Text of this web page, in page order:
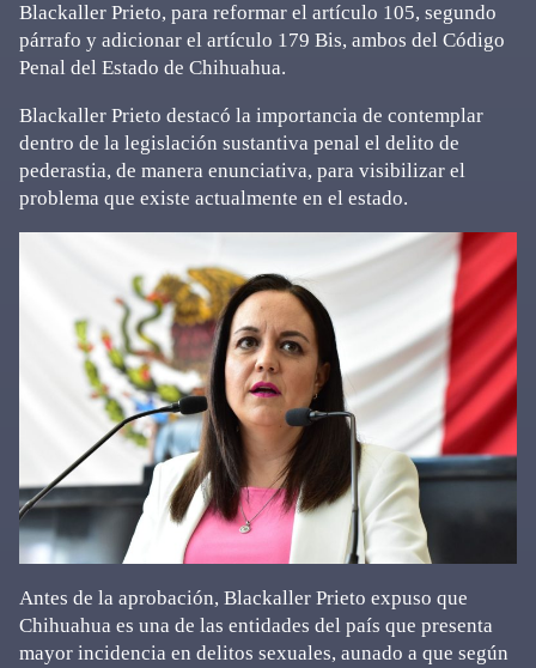
Blackaller Prieto, para reformar el artículo 105, segundo
párrafo y adicionar el artículo 179 Bis, ambos del Código
Penal del Estado de Chihuahua.
Blackaller Prieto destacó la importancia de contemplar
dentro de la legislación sustantiva penal el delito de
pederastia, de manera enunciativa, para visibilizar el
problema que existe actualmente en el estado.
Antes de la aprobación, Blackaller Prieto expuso que
Chihuahua es una de las entidades del país que presenta
mayor incidencia en delitos sexuales, aunado a que según